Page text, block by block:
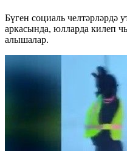
Бүген социаль челтәрләрдә
аркасында, юлларда килеп
алышалар.